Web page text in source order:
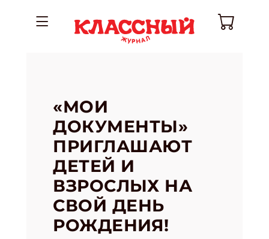
«МОИ
ДОКУМЕНТЫ»
ПРИГЛАШАЮТ
ДЕТЕЙ И
ВЗРОСЛЫХ НА
СВОЙ ДЕНЬ
РОЖДЕНИЯ!